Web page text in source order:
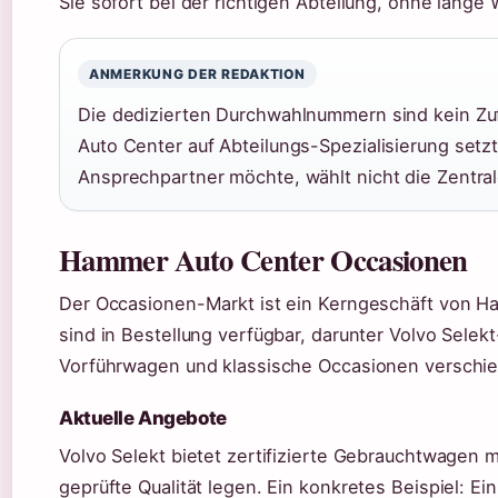
ANMERKUNG DER REDAKTION
Die dedizierten Durchwahlnummern sind kein
Auto Center auf Abteilungs-Spezialisierung
Ansprechpartner möchte, wählt nicht die
Hammer Auto Center Occasionen
Der Occasionen-Markt ist ein Kerngeschäft von
sind in Bestellung verfügbar, darunter Volvo
Vorführwagen und klassische Occasionen
Aktuelle Angebote
Volvo Selekt bietet zertifizierte Gebrauchtwagen
geprüfte Qualität legen. Ein konkretes Beispiel: